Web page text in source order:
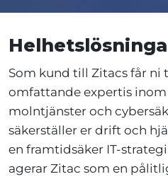
Som kund till Zitacs får ni
omfattande expertis
molntjänster och
säkerställer er drift och
en framtidsäker IT-
agerar Zitac som en